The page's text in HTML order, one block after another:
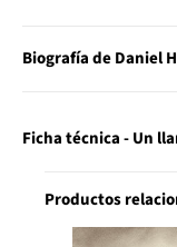
Biografía de Daniel
Ficha técnica - Un
Productos